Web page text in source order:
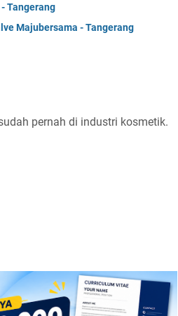
Tangerang
Majubersama - Tangerang
pernah di industri kosmetik.